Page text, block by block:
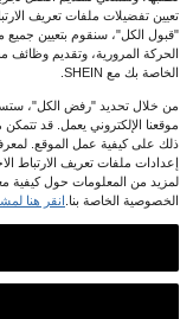
1/3 قطعة حامل ممسحة
صق، رف تخزين أدوات
لى الحائط، خطاف بدون حفر
تعيين تفضيلات ملفات تعريف
"قبول الكل"، سنقوم بتعيين جميع
الحركة المرورية، وتقديم
الخاصة بك مع SHEIN.
من خلال تحديد "رفض الكل"،
موقعنا الإلكتروني يعمل. قد
ذلك على كيفية عمل الموقع.
إعدادات ملفات تعريف الارتباط
لمزيد من المعلومات حول كيفية
الخصوصية الخاصة بنا. انقر هنا